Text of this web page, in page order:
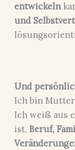
entwickeln
und
Und
Ich bin
Ich weiß aus
ist, Beruf,